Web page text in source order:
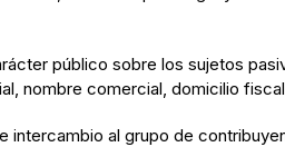
público sobre los sujetos
nombre comercial, domicilio
al grupo de